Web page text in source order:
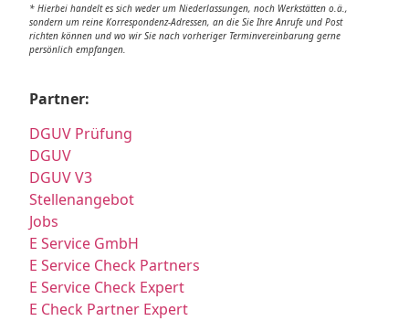
* Hierbei handelt es sich weder um Niederlassungen, noch Werkstätten o.ä.,
sondern um reine Korrespondenz-Adressen, an die Sie Ihre Anrufe und Post
richten können und wo wir Sie nach vorheriger Terminvereinbarung gerne
persönlich empfangen.
Partner:
DGUV Prüfung
DGUV
DGUV V3
Stellenangebot
Jobs
E Service GmbH
E Service Check Partners
E Service Check Expert
E Check Partner Expert